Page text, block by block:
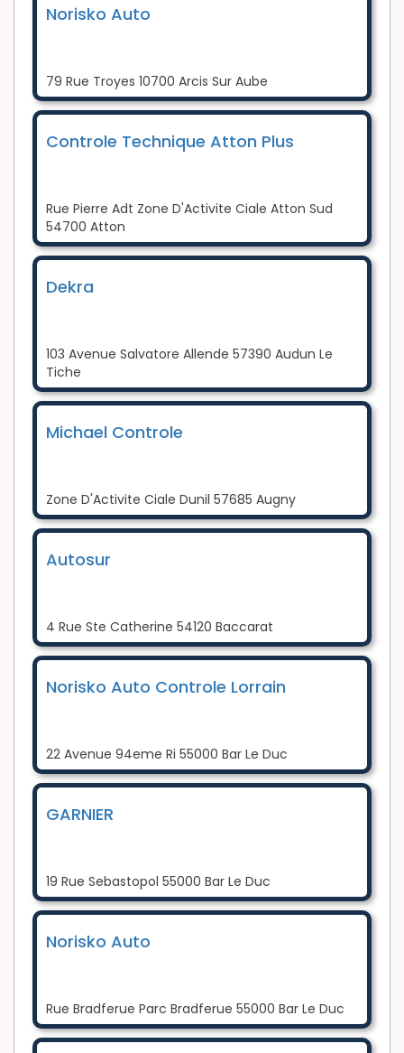
Norisko Auto
79 Rue Troyes 10700 Arcis Sur Aube
Controle Technique Atton Plus
Rue Pierre Adt Zone D'Activite Ciale Atton Sud
54700 Atton
Dekra
103 Avenue Salvatore Allende 57390 Audun Le
Tiche
Michael Controle
Zone D'Activite Ciale Dunil 57685 Augny
Autosur
4 Rue Ste Catherine 54120 Baccarat
Norisko Auto Controle Lorrain
22 Avenue 94eme Ri 55000 Bar Le Duc
GARNIER
19 Rue Sebastopol 55000 Bar Le Duc
Norisko Auto
Rue Bradferue Parc Bradferue 55000 Bar Le Duc